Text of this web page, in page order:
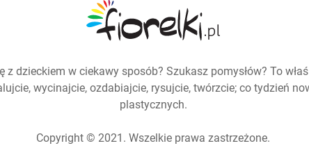
z dzieckiem w ciekawy sposób? Szukasz pomysłów? To
wycinajcie, ozdabiajcie, rysujcie, twórzcie; co tydzień
plastycznych.
Copyright © 2021. Wszelkie prawa zastrzeżone.